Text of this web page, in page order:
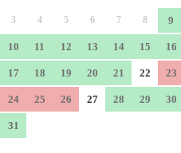
3 4 5 6 7 8 9
10 11 12 13 14 15 16
17 18 19 20 21 22 23
24 25 26 27 28 29 30
31